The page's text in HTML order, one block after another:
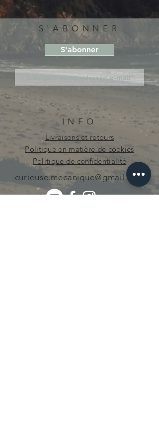
S'ABONNER
S'abonner
INFO
Livraisons et retours
Politique en matière de cookies
Politique de confidentialité
curieuse.mecanique@gmail.com